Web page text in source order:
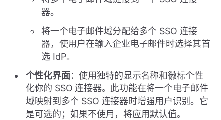
器。
将一个电子邮件域分配给多个 SSO 连接
器，使用户在输入企业电子邮件时选择其首
选 IdP。
个性化界面：使用独特的显示名称和徽标个性
化你的 SSO 连接器。此功能在将一个电子邮件
域映射到多个 SSO 连接器时增强用户识别。它
是可选的；如果不使用，将应用默认值。